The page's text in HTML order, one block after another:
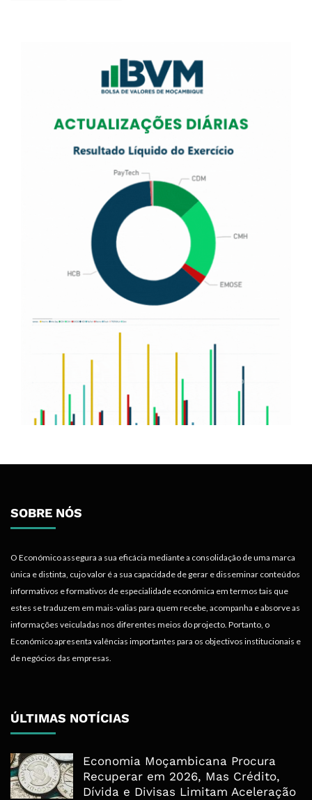
SOBRE NÓS
O Económico assegura a sua eficácia mediante a consolidação de uma marca
única e distinta, cujo valor é a sua capacidade de gerar e disseminar conteúdos
informativos e formativos de especialidade económica em termos tais que
estes se traduzem em mais-valias para quem recebe, acompanha e absorve as
informações veiculadas nos diferentes meios do projecto. Portanto, o
Económico apresenta valências importantes para os objectivos institucionais e
de negócios das empresas.
ÚLTIMAS NOTÍCIAS
Economia Moçambicana Procura
Recuperar em 2026, Mas Crédito,
Dívida e Divisas Limitam Aceleração